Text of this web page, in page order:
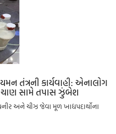
તંત્રની કાર્યવાહી: એનાલોગ
સામે તપાસ ઝુંબેશ
અને ચીઝ જેવા મૂળ ખાદ્યપદાર્થોના